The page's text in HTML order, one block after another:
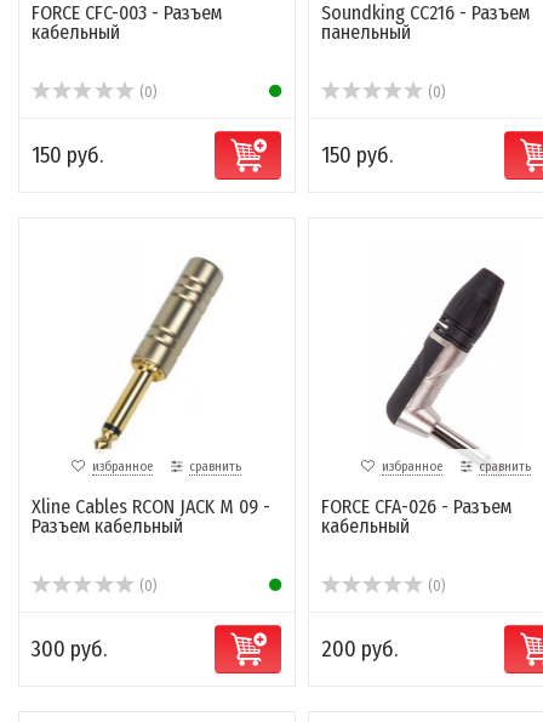
FORCE CFC-003 - Разъем
кабельный
(0)
150 руб.
Soundking CC216 - Разъем
панельный
(0)
150 руб.
избранное сравнить
Xline Cables RCON JACK M 09 -
Разъем кабельный
(0)
300 руб.
избранное сравнить
FORCE CFA-026 - Разъем
кабельный
(0)
200 руб.